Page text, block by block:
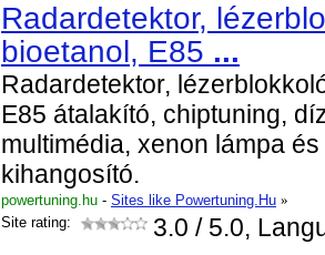
Radardetektor,
bioetanol, E85 ...
Radardetektor,
E85 átalakító, chiptuning,
multimédia, xenon lámpa
kihangosító.
powertuning.hu - Sites like Powertuning.Hu »
Site rating:
3.0 / 5.0,